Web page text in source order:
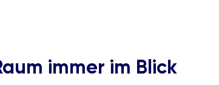
immer im Blick